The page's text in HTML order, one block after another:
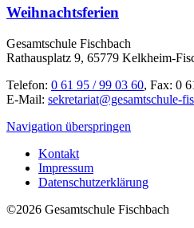
Weihnachtsferien
Gesamtschule Fischbach
Rathausplatz 9, 65779 Kelkheim-
Telefon: 0 61 95 / 99 03 60, Fax: 0
E-Mail: sekretariat@gesamtschule-
Navigation überspringen
Kontakt
Impressum
Datenschutzerklärung
©2026 Gesamtschule Fischbach